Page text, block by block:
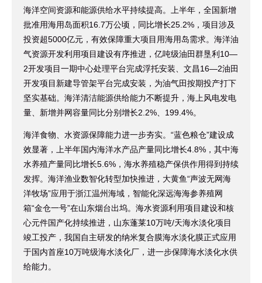
海洋空间资源和能源供给水平持续提高。上半年，全国新增
批准用海用岛面积16.7万公顷，同比增长25.2%，项目涉及
投资超5000亿元，有效保障重大项目用海用岛需求。海洋油
气资源开发利用项目建设有序推进，亿吨级油田群垦利10—
2开发项目一期中心处理平台完成浮托安装、文昌16—2油田
开发项目新建导管架平台完成安装，为油气田按期投产打下
坚实基础。海洋清洁能源供给能力不断提升，海上风电发电
量、新增并网容量同比分别增长2.2%、199.4%。
海洋食物、水资源保障能力进一步夯实。“蓝色粮仓”建设成
效显著，上半年国内海洋水产品产量同比增长4.8%，其中海
水养殖产量同比增长5.6%，海水养殖稳产保供作用得到持续
发挥。海洋渔业数智化转型加快推进，大黄鱼“声波无网海
洋牧场”应用于浙江温州海域，智能化深远海海参养殖网
箱“金仓一号”在山东烟台出坞。海水资源利用项目建设和核
心元件国产化持续推进，山东蓬莱10万吨/天海水淡化项目
竣工投产，我国自主研发的纳米复合膜海水淡化膜正式应用
于国内首座10万吨级海水淡化厂，进一步保障海水淡化水供
给能力。